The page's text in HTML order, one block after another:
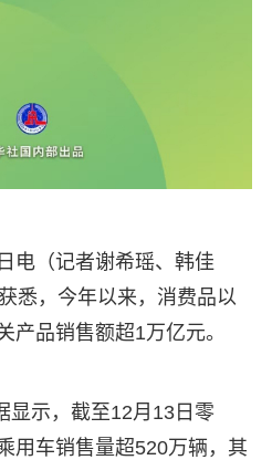
电（记者谢希瑶、韩佳
悉，今年以来，消费品以
产品销售额超1万亿元。
显示，截至12月13日零
用车销售量超520万辆，其